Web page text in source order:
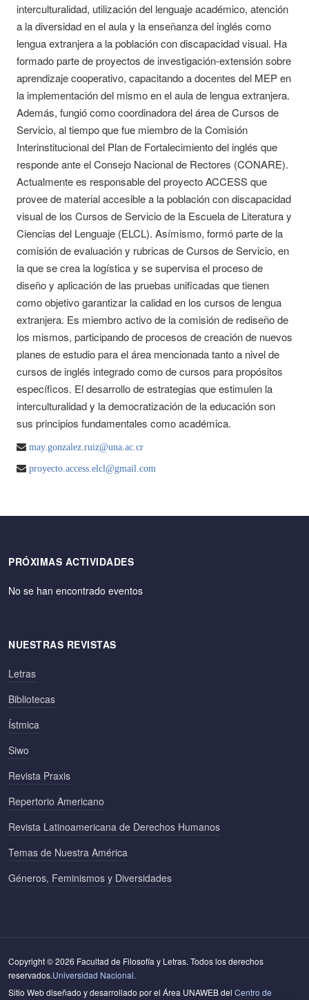
interculturalidad, utilización del lenguaje académico, atención
a la diversidad en el aula y la enseñanza del inglés como
lengua extranjera a la población con discapacidad visual. Ha
formado parte de proyectos de investigación-extensión sobre
aprendizaje cooperativo, capacitando a docentes del MEP en
la implementación del mismo en el aula de lengua extranjera.
Además, fungió como coordinadora del área de Cursos de
Servicio, al tiempo que fue miembro de la Comisión
Interinstitucional del Plan de Fortalecimiento del inglés que
responde ante el Consejo Nacional de Rectores (CONARE).
Actualmente es responsable del proyecto ACCESS que
provee de material accesible a la población con discapacidad
visual de los Cursos de Servicio de la Escuela de Literatura y
Ciencias del Lenguaje (ELCL). Asímismo, formó parte de la
comisión de evaluación y rubricas de Cursos de Servicio, en
la que se crea la logística y se supervisa el proceso de
diseño y aplicación de las pruebas unificadas que tienen
como objetivo garantizar la calidad en los cursos de lengua
extranjera. Es miembro activo de la comisión de rediseño de
los mismos, participando de procesos de creación de nuevos
planes de estudio para el área mencionada tanto a nivel de
cursos de inglés integrado como de cursos para propósitos
específicos. El desarrollo de estrategias que estimulen la
interculturalidad y la democratización de la educación son
sus principios fundamentales como académica.
may.gonzalez.ruiz@una.ac.cr
proyecto.access.elcl@gmail.com
PRÓXIMAS ACTIVIDADES
No se han encontrado eventos
NUESTRAS REVISTAS
Letras
Bibliotecas
Ístmica
Siwo
Revista Praxis
Repertorio Americano
Revista Latinoamericana de Derechos Humanos
Temas de Nuestra América
Géneros, Feminismos y Diversidades
Copyright © 2026 Facultad de Filosofía y Letras. Todos los derechos
reservados.Universidad Nacional.
Sitio Web diseñado y desarrollado por el Área UNAWEB del Centro de